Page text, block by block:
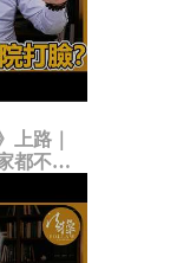
上路｜
都不能